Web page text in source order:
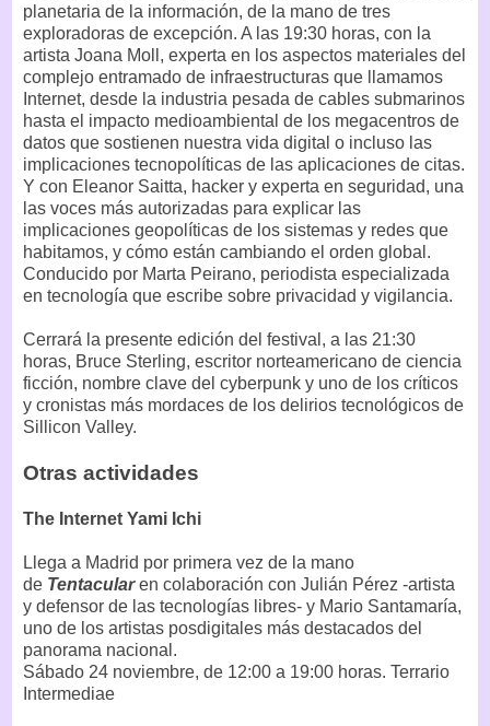
planetaria de la información, de la mano de tres
exploradoras de excepción. A las 19:30 horas, con la
artista Joana Moll, experta en los aspectos materiales del
complejo entramado de infraestructuras que llamamos
Internet, desde la industria pesada de cables submarinos
hasta el impacto medioambiental de los megacentros de
datos que sostienen nuestra vida digital o incluso las
implicaciones tecnopolíticas de las aplicaciones de citas.
Y con Eleanor Saitta, hacker y experta en seguridad, una
las voces más autorizadas para explicar las
implicaciones geopolíticas de los sistemas y redes que
habitamos, y cómo están cambiando el orden global.
Conducido por Marta Peirano, periodista especializada
en tecnología que escribe sobre privacidad y vigilancia.
Cerrará la presente edición del festival, a las 21:30
horas, Bruce Sterling, escritor norteamericano de ciencia
ficción, nombre clave del cyberpunk y uno de los críticos
y cronistas más mordaces de los delirios tecnológicos de
Sillicon Valley.
Otras actividades
The Internet Yami Ichi
Llega a Madrid por primera vez de la mano
de Tentacularen colaboración con Julián Pérez -artista
y defensor de las tecnologías libres- y Mario Santamaría,
uno de los artistas posdigitales más destacados del
panorama nacional.
Sábado 24 noviembre, de 12:00 a 19:00 horas. Terrario
Intermediae